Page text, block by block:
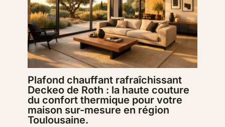
Plafond chauffant rafraîchissant
Deckeo de Roth : la haute couture
du confort thermique pour votre
maison sur-mesure en région
Toulousaine.